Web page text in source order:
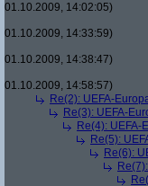
01.10.2009, 14:02:05)
01.10.2009, 14:33:59)
01.10.2009, 14:38:47)
01.10.2009, 14:58:57)
Re(2): UEFA-
Re(3): UEFA-
Re(4): UEFA-
Re(5):
Re(6):